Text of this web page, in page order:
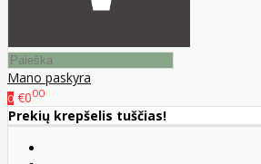
Mano paskyra
0 €000
Prekių krepšelis tuščias!